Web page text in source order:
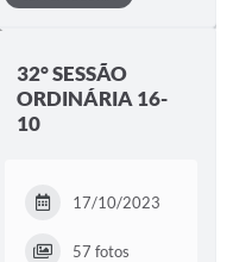
32° SESSÃO
ORDINÁRIA 16-
10
17/10/2023
57 fotos